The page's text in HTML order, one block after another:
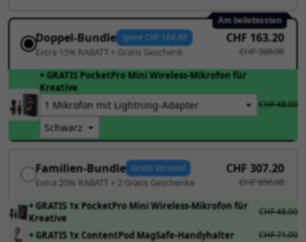
Am beliebtesten
Doppel-Bundle Spare CHF 164.80
Extra 15% RABATT + Gratis Geschenk
CHF 163.20
CHF 328.00
+ GRATIS PocketPro Mini Wireless-Mikrofon für
Kreative
CHF 48.00
Familien-Bundle Gratis Versand
Extra 20% RABATT + 2 Gratis Geschenke
CHF 307.20
CHF 656.00
+ GRATIS 1x PocketPro Mini Wireless-Mikrofon für
Kreative
CHF 48.00
+ GRATIS 1x ContentPod MagSafe-Handyhalter CHF 71.00